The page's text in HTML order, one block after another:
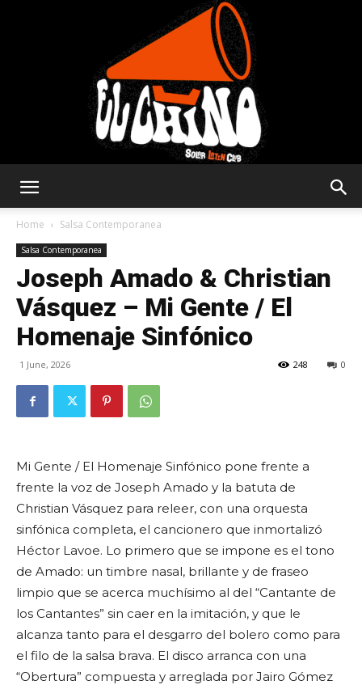
Latin
Club
Home Salsa Contemporanea
Salsa Contemporanea
Joseph Amado & Christian
Vásquez – Mi Gente / El
Homenaje Sinfónico
1 June, 2026 0
248
Mi Gente / El Homenaje Sinfónico pone frente a
frente la voz de Joseph Amado y la batuta de
Christian Vásquez para releer, con una orquesta
sinfónica completa, el cancionero que inmortalizó
Héctor Lavoe. Lo primero que se impone es el tono
de Amado: un timbre nasal, brillante y de fraseo
limpio que se acerca muchísimo al del “Cantante de
los Cantantes” sin caer en la imitación, y que le
alcanza tanto para el desgarro del bolero como para
el filo de la salsa brava. El disco arranca con una
“Obertura” compuesta y arreglada por Jairo Gómez